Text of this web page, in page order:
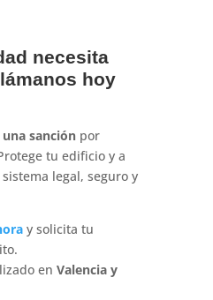
necesita
hoy
sanciónpor
tu edificio y a
legal, seguro y
y solicita tu
en Valencia y